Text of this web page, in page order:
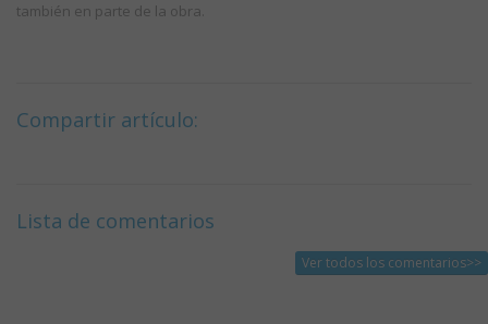
también en parte de la obra.
Compartir artículo:
Lista de comentarios
Ver todos los comentarios>>